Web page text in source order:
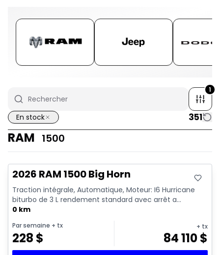
1
En stock 351
RAM 1500
En stock
2026 RAM 1500 Big Horn
Traction intégrale, Automatique, Moteur: I6 Hurricane
biturbo de 3 L rendement standard avec arrêt a...
0 km
Par semaine + tx
228 $
+ tx
84 110$